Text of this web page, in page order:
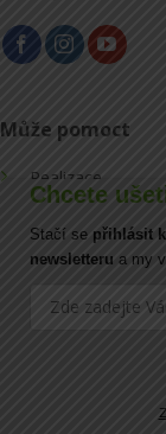
Může pomoct
Realizace
Konfigurátor
Kontakt
Chcete
Stačí se přihlásit
newsletteru a my